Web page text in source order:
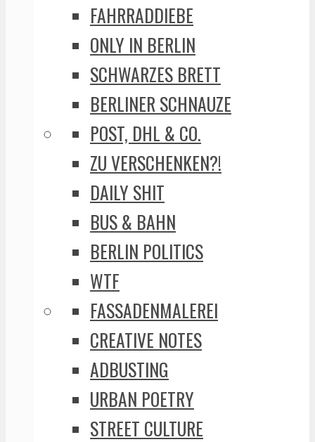
FAHRRADDIEBE
ONLY IN BERLIN
SCHWARZES BRETT
BERLINER SCHNAUZE
POST, DHL & CO.
ZU VERSCHENKEN?!
DAILY SHIT
BUS & BAHN
BERLIN POLITICS
WTF
FASSADENMALEREI
CREATIVE NOTES
ADBUSTING
URBAN POETRY
STREET CULTURE